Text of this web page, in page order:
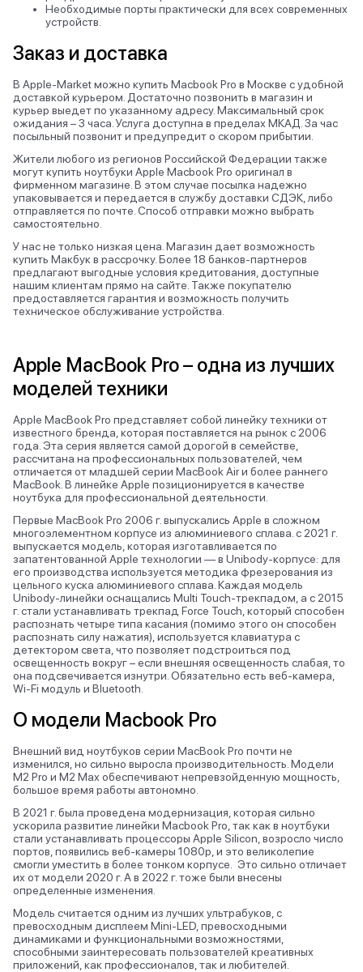
Необходимые порты практически для всех современных
устройств.
Заказ и доставка
В Apple-Market можно купить Macbook Pro в Москве с удобной
доставкой курьером. Достаточно позвонить в магазин и
курьер выедет по указанному адресу. Максимальный срок
ожидания – 3 часа. Услуга доступна в пределах МКАД. За час
посыльный позвонит и предупредит о скором прибытии.
Жители любого из регионов Российской Федерации также
могут купить ноутбуки Apple Macbook Pro оригинал в
фирменном магазине. В этом случае посылка надежно
упаковывается и передается в службу доставки СДЭК, либо
отправляется по почте. Способ отправки можно выбрать
самостоятельно.
У нас не только низкая цена. Магазин дает возможность
купить Макбук в рассрочку. Более 18 банков-партнеров
предлагают выгодные условия кредитования, доступные
нашим клиентам прямо на сайте. Также покупателю
предоставляется гарантия и возможность получить
техническое обслуживание устройства.
Apple MacBook Pro – одна из лучших
моделей техники
Apple MacBook Pro представляет собой линейку техники от
известного бренда, которая поставляется на рынок с 2006
года. Эта серия является самой дорогой в семействе,
рассчитана на профессиональных пользователей, чем
отличается от младшей серии MacBook Air и более раннего
MacBook. В линейке Apple позиционируется в качестве
ноутбука для профессиональной деятельности.
Первые MacBook Pro 2006 г. выпускались Apple в сложном
многоэлементном корпусе из алюминиевого сплава. с 2021 г.
выпускается модель, которая изготавливается по
запатентованной Apple технологии — в Unibody-корпусе: для
его производства используется методика фрезерования из
цельного куска алюминиевого сплава. Каждая модель
Unibody-линейки оснащались Multi Touch-трекпадом, а с 2015
г. стали устанавливать трекпад Force Touch, который способен
распознать четыре типа касания (помимо этого он способен
распознать силу нажатия), используется клавиатура с
детектором света, что позволяет подстроиться под
освещенность вокруг – если внешняя освещенность слабая, то
она подсвечивается изнутри. Обязательно есть веб-камера,
Wi-Fi модуль и Bluetooth.
О модели Macbook Pro
Внешний вид ноутбуков серии MacBook Pro почти не
изменился, но сильно выросла производительность. Модели
M2 Pro и M2 Max обеспечивают непревзойденную мощность,
большое время работы автономно.
В 2021 г. была проведена модернизация, которая сильно
ускорила развитие линейки Macbook Pro, так как в ноутбуки
стали устанавливать процессоры Apple Silicon, возросло число
портов, появились веб-камеры 1080p, и это великолепие
смогли уместить в более тонком корпусе. Это сильно отличает
их от модели 2020 г. А в 2022 г. тоже были внесены
определенные изменения.
Модель считается одним из лучших ультрабуков, с
превосходным дисплеем Mini-LED, превосходными
динамиками и функциональными возможностями,
способными заинтересовать пользователей креативных
приложений, как профессионалов, так и любителей.